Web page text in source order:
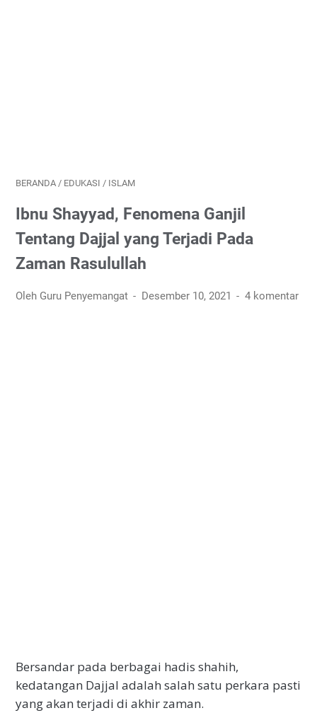
BERANDA / EDUKASI / ISLAM
Ibnu Shayyad, Fenomena Ganjil
Tentang Dajjal yang Terjadi Pada
Zaman Rasulullah
Oleh Guru Penyemangat Desember 10, 2021 4 komentar
Bersandar pada berbagai hadis shahih,
kedatangan Dajjal adalah salah satu perkara pasti
yang akan terjadi di akhir zaman.